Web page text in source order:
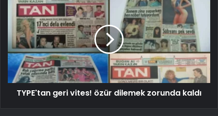
TYPE'tan geri vites! özür dilemek zorunda kaldı